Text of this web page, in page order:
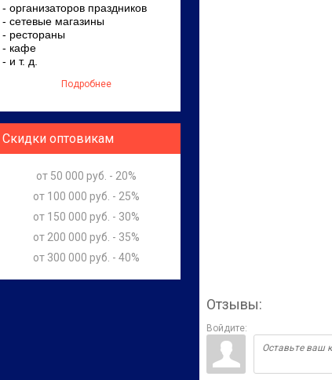
Отзывы:
Войдите:
- организаторов праздников
- сетевые магазины
- рестораны
- кафе
- и т. д.
Подробнее
Скидки оптовикам
от 50 000 руб. - 20%
от 100 000 руб. - 25%
от 150 000 руб. - 30%
от 200 000 руб. - 35%
от 300 000 руб. - 40%